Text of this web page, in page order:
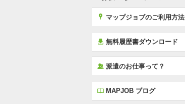
x マップジョブのご利用方法
í 無料履歴書ダウンロード
‰ 派遣のお仕事って？
E MAPJOB ブログ